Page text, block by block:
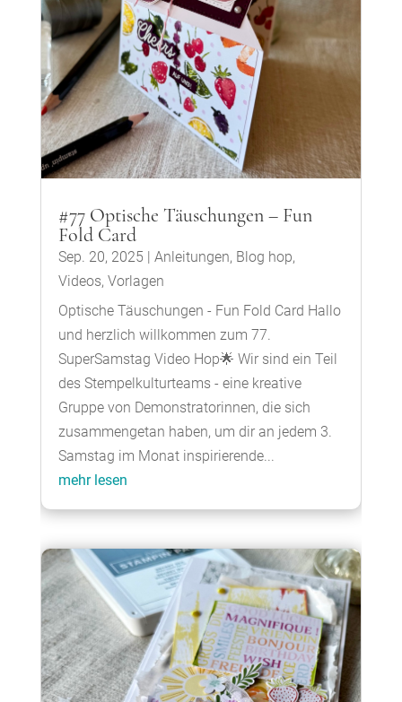
#77 Optische Täuschungen – Fun
Fold Card
Sep. 20, 2025 Anleitungen, Blog hop,
Videos, Vorlagen
Optische Täuschungen - Fun Fold Card Hallo
und herzlich willkommen zum 77.
SuperSamstag Video Hop🌟 Wir sind ein Teil
des Stempelkulturteams - eine kreative
Gruppe von Demonstratorinnen, die sich
zusammengetan haben, um dir an jedem 3.
Samstag im Monat inspirierende...
mehr lesen